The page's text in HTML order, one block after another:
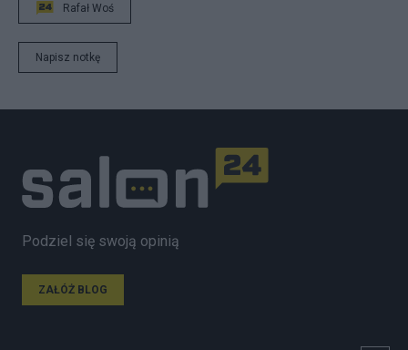
Rafał Woś
Napisz notkę
Podziel się swoją opinią
ZAŁÓŻ BLOG